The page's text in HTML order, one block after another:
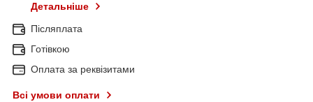
Детальніше
Післяплата
Готівкою
Оплата за реквізитами
Всі умови оплати